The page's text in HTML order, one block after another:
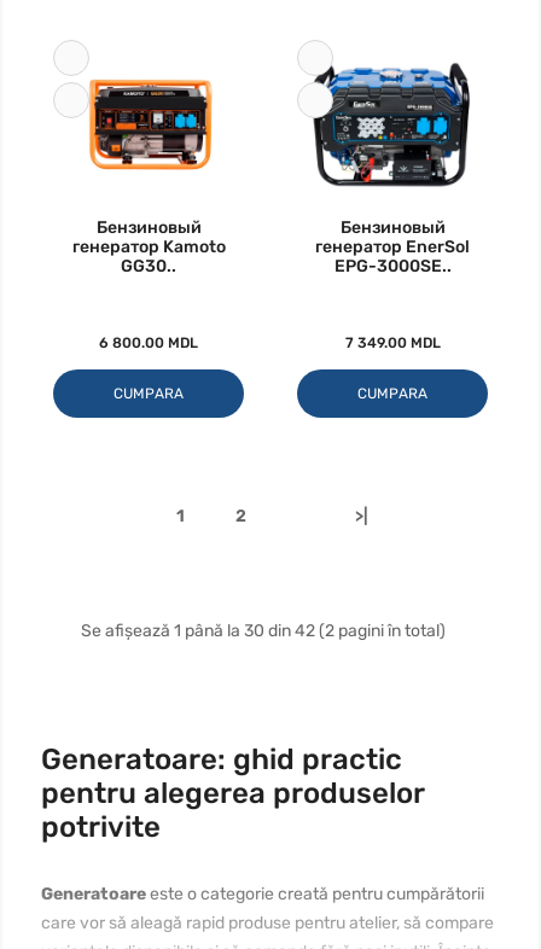
Бензиновый
генератор Kamoto
GG30..
6 800.00 MDL
CUMPARA
Бензиновый
генератор EnerSol
EPG-3000SE..
7 349.00 MDL
CUMPARA
1 2 >|
Se afișează 1 până la 30 din 42 (2 pagini în total)
Generatoare: ghid practic
pentru alegerea produselor
potrivite
Generatoareeste o categorie creată pentru cumpărătorii
care vor să aleagă rapid produse pentru atelier, să compare